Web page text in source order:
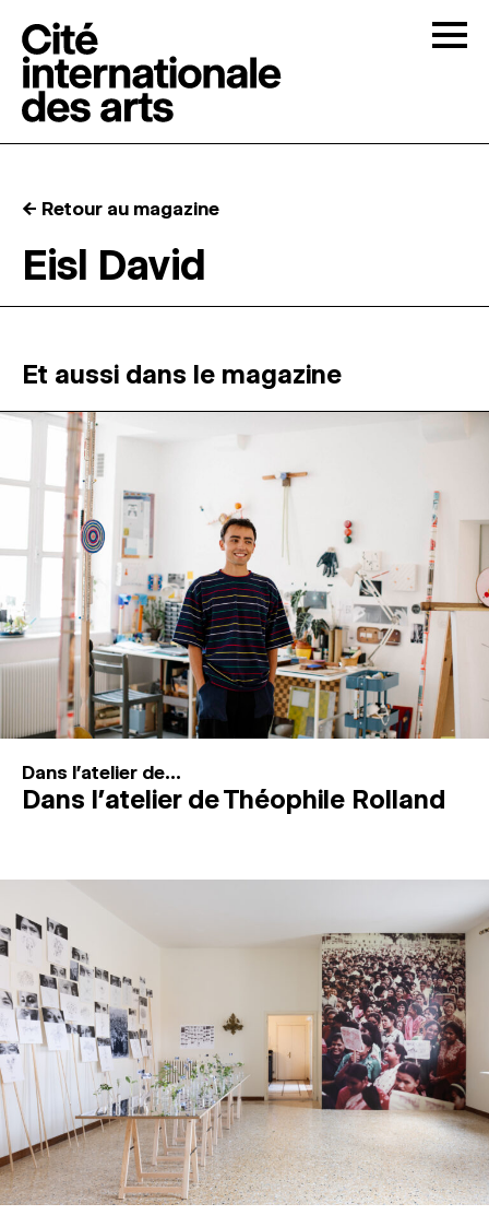
RÉSIDENCES ↓
ATELIERS OUVERTS
PROGRAMMATION
MAGAZINE
ESPACES DE PRATIQUE ARTISTIQUE ↓
Recherche
Connexion
← Retour au magazine
Eisl David
Et aussi dans le magazine
Dans l'atelier de...
Dans l’atelier de Théophile Rolland